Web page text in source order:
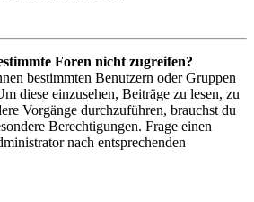
Foren nicht zugreifen?
bestimmten Benutzern oder Gruppen
diese einzusehen, Beiträge zu lesen, zu
Vorgänge durchzuführen, brauchst du
Berechtigungen. Frage einen
nach entsprechenden